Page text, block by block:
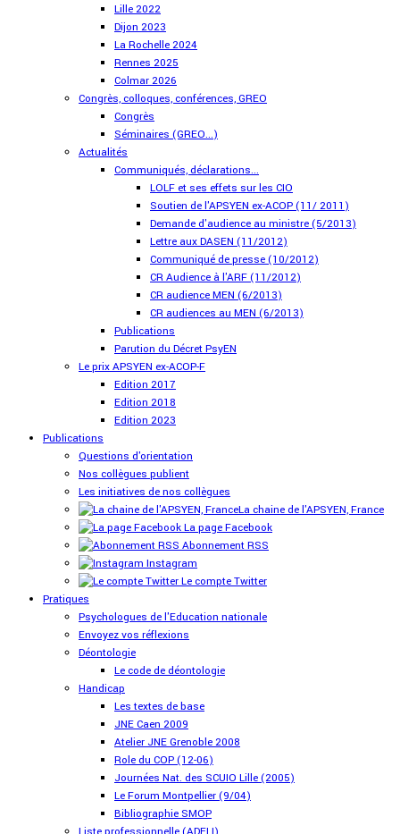
Lille 2022
Dijon 2023
La Rochelle 2024
Rennes 2025
Colmar 2026
Congrès, colloques, conférences, GREO
Congrès
Séminaires (GREO...)
Actualités
Communiqués, déclarations...
LOLF et ses effets sur les CIO
Soutien de l'APSYEN ex-ACOP (11/ 2011)
Demande d'audience au ministre (5/2013)
Lettre aux DASEN (11/2012)
Communiqué de presse (10/2012)
CR Audience à l'ARF (11/2012)
CR audience MEN (6/2013)
CR audiences au MEN (6/2013)
Publications
Parution du Décret PsyEN
Le prix APSYEN ex-ACOP-F
Edition 2017
Edition 2018
Edition 2023
Publications
Questions d'orientation
Nos collègues publient
Les initiatives de nos collègues
La chaine de l'APSYEN, France
La page Facebook
Abonnement RSS
Instagram
Le compte Twitter
Pratiques
Psychologues de l'Education nationale
Envoyez vos réflexions
Déontologie
Le code de déontologie
Handicap
Les textes de base
JNE Caen 2009
Atelier JNE Grenoble 2008
Role du COP (12-06)
Journées Nat. des SCUIO Lille (2005)
Le Forum Montpellier (9/04)
Bibliographie SMOP